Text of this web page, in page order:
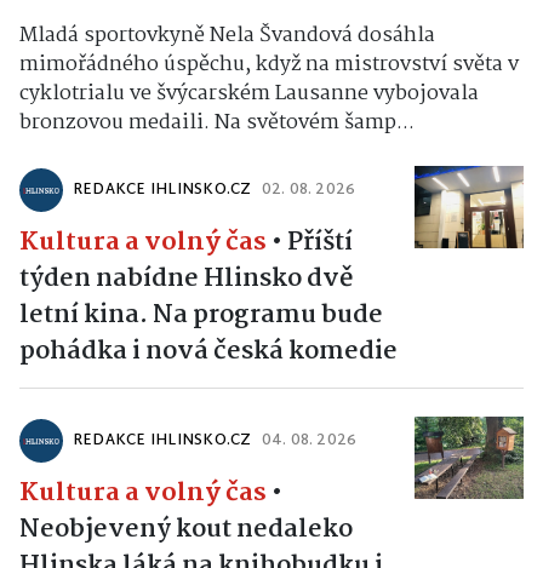
Mladá sportovkyně Nela Švandová dosáhla
mimořádného úspěchu, když na mistrovství světa v
cyklotrialu ve švýcarském Lausanne vybojovala
bronzovou medaili. Na světovém šamp...
REDAKCE IHLINSKO.CZ 02. 08. 2026
Kultura a volný čas • Příští
týden nabídne Hlinsko dvě
letní kina. Na programu bude
pohádka i nová česká komedie
REDAKCE IHLINSKO.CZ 04. 08. 2026
Kultura a volný čas •
Neobjevený kout nedaleko
Hlinska láká na knihobudku i